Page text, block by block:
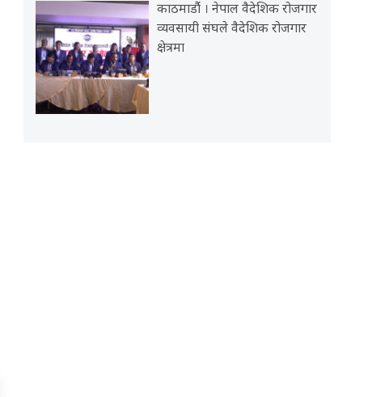
काठमाडौंं । नेपाल वैदेशिक रोजगार
व्यवसायी संघले वैदेशिक रोजगार
क्षेत्रमा